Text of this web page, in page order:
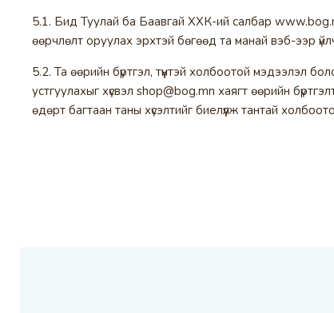
5.1. Бид Туулай ба Баавгай ХХК-ий салбар
өөрчлөлт оруулах эрхтэй бөгөөд та манай вэб-ээр
5.2. Та өөрийн бүртгэл, түүнтэй холбоотой мэдээлэл
устгуулахыг хүсвэл shop@bog.mn хаягт өөрийн
өдөрт багтаан таны хүсэлтийг биелүүлж тантай